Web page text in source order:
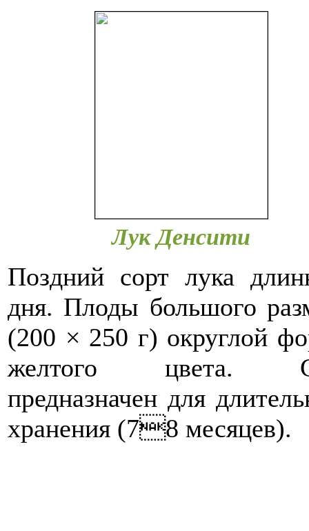
Лук Денсити
Поздний сорт лука
дня. Плоды большого
(200 × 250 г) округлой
желтого цвета.
предназначен для
хранения (78 месяцев).